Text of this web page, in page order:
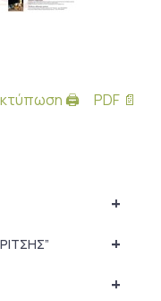
🖨 PDF 📄
+
+
+